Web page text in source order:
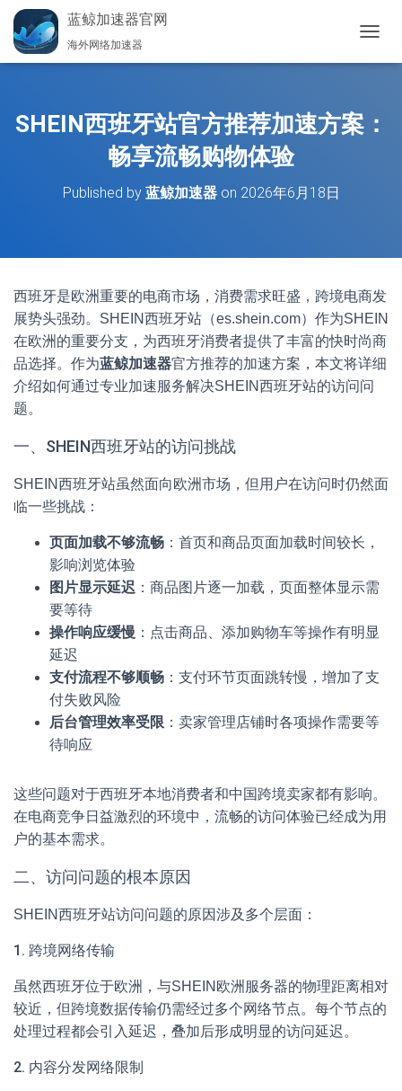
蓝鲸加速器官网
海外网络加速器
换
SHEIN西班牙站官方推荐加速方案：
畅享流畅购物体验
Published by 蓝鲸加速器on 2026年6月18日
西班牙是欧洲重要的电商市场，消费需求旺盛，跨境电商发
展势头强劲。SHEIN西班牙站（es.shein.com）作为SHEIN
在欧洲的重要分支，为西班牙消费者提供了丰富的快时尚商
品选择。作为蓝鲸加速器官方推荐的加速方案，本文将详细
介绍如何通过专业加速服务解决SHEIN西班牙站的访问问
题。
一、SHEIN西班牙站的访问挑战
SHEIN西班牙站虽然面向欧洲市场，但用户在访问时仍然面
临一些挑战：
页面加载不够流畅 ：首页和商品页面加载时间较长，
影响浏览体验
图片显示延迟 ：商品图片逐一加载，页面整体显示需
要等待
操作响应缓慢 ：点击商品、添加购物车等操作有明显
延迟
支付流程不够顺畅 ：支付环节页面跳转慢，增加了支
付失败风险
后台管理效率受限 ：卖家管理店铺时各项操作需要等
待响应
这些问题对于西班牙本地消费者和中国跨境卖家都有影响。
在电商竞争日益激烈的环境中，流畅的访问体验已经成为用
户的基本需求。
二、访问问题的根本原因
SHEIN西班牙站访问问题的原因涉及多个层面：
1. 跨境网络传输
虽然西班牙位于欧洲，与SHEIN欧洲服务器的物理距离相对
较近，但跨境数据传输仍需经过多个网络节点。每个节点的
处理过程都会引入延迟，叠加后形成明显的访问延迟。
2. 内容分发网络限制